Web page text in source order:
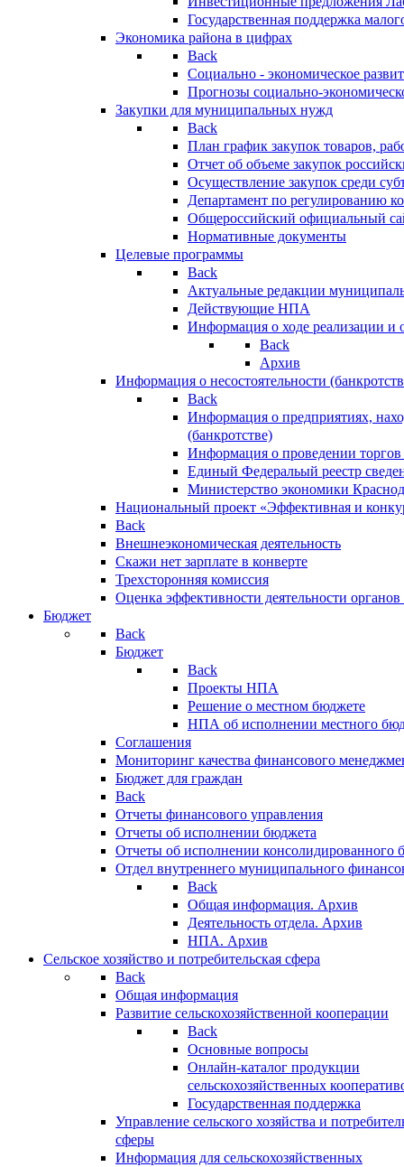
Государственная поддержка
Экономика района в цифрах
Back
Социально - экономическое
Прогнозы социально-
Закупки для муниципальных нужд
Back
План график закупок товаров,
Отчет об объеме закупок
Осуществление закупок среди
Департамент по регулированию
Общероссийский официальный
Нормативные документы
Целевые программы
Back
Актуальные редакции
Действующие НПА
Информация о ходе реализации
Back
Архив
Информация о несостоятельности
Back
Информация о предприятиях,
(банкротстве)
Информация о проведении
Единый Федеральый реестр
Министерство экономики
Национальный проект «Эффективная и
Back
Внешнеэкономическая деятельность
Скажи нет зарплате в конверте
Трехсторонняя комиссия
Оценка эффективности деятельности
Бюджет
Back
Бюджет
Back
Проекты НПА
Решение о местном бюджете
НПА об исполнении местного
Соглашения
Мониторинг качества финансового
Бюджет для граждан
Back
Отчеты финансового управления
Отчеты об исполнении бюджета
Отчеты об исполнении консолидированного
Отдел внутреннего муниципального
Back
Общая информация. Архив
Деятельность отдела. Архив
НПА. Архив
Сельское хозяйство и потребительская сфера
Back
Общая информация
Развитие сельскохозяйственной кооперации
Back
Основные вопросы
Онлайн-каталог продукции
сельскохозяйственных
Государственная поддержка
Управление сельского хозяйства и
сферы
Информация для сельскохозяйственных